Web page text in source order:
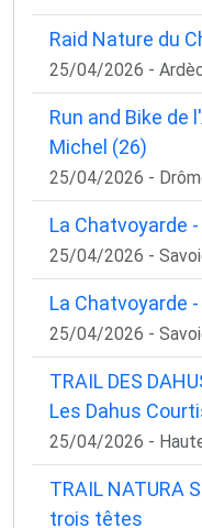
Raid Nature du
25/04/2026 -
Run and Bike de
Michel (26)
25/04/2026 -
La Chatvoyarde
25/04/2026 -
La Chatvoyarde
25/04/2026 -
TRAIL DES
Les Dahus
25/04/2026 -
TRAIL NATURA
trois têtes